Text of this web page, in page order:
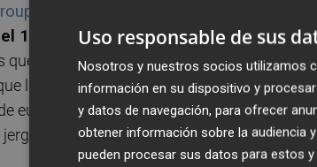
la firma de ciberseguridad controlada
10 de febrero de 2016. Lo hacía a 0,245
que este miércoles cerraba en los 0,090
lleva cotizando en el parqué singapurés
euros menos, dado que ha pasado de
jerga bursátil se conoce como un 'chicharro'
Uso responsable de sus
Nosotros y nuestros socios utilizamos
información en su dispositivo y
y datos de navegación, para ofrecer
obtener información sobre la audiencia
pueden procesar sus datos para estos